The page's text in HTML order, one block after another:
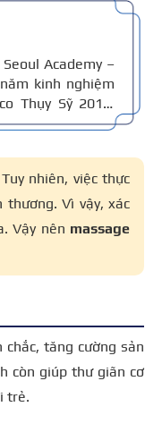
Academy –
kinh nghiệm
Thụy Sỹ 2011,
giám khảo Hiệp
nhiên, việc thực
Vì vậy, xác
Vậy nên massage
tăng cường sản
còn giúp thư giãn cơ
trẻ.